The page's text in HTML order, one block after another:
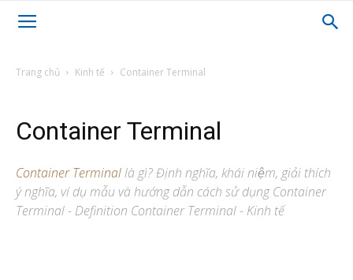
Trang chủ Kinh tế Container Terminal
Container Terminal
Container Terminallà gì? Định nghĩa, khái niệm, giải thích
ý nghĩa, ví dụ mẫu và hướng dẫn cách sử dụng Container
Terminal - Definition Container Terminal - Kinh tế